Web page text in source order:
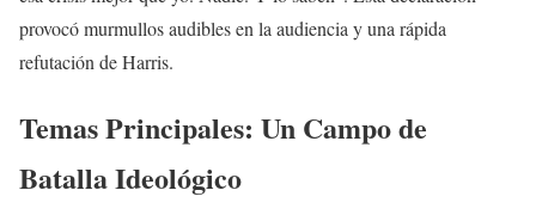
provocó murmullos audibles en la audiencia y una rápida
refutación de Harris.
Temas Principales: Un Campo de
Batalla Ideológico